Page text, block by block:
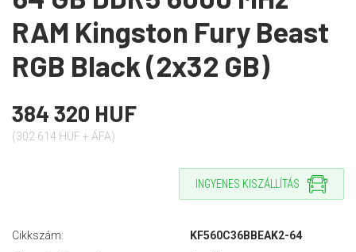
RAM Kingston Fury Beast
RGB Black (2x32 GB)
384 320 HUF
(302 614 HUF + ÁFA)
INGYENES KISZÁLLÍTÁS
Cikkszám:
KF560C36BBEAK2-64